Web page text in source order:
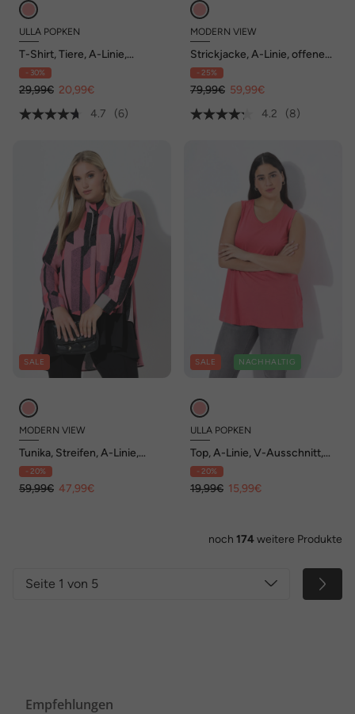
ULLA POPKEN
T-Shirt, Tiere, A-Linie,
Zipfelsaum, V-Ausschnitt,
Halbarm
- 30%
29,99€ 20,99€
4.7
(6)
MODERN VIEW
Strickjacke, A-Linie, offene
Form, V-Ausschnitt, 3/4-
Arm
- 25%
79,99€ 59,99€
4.2
(8)
SALE
MODERN VIEW
Tunika, Streifen, A-Linie,
Stehkragen, Langarm,
Lagenoptik
- 20%
59,99€ 47,99€
SALE NACHHALTIG
ULLA POPKEN
Top, A-Linie, V-Ausschnitt,
ärmellos
- 20%
19,99€ 15,99€
noch 174weitere Produkte
Seite 1 von 5
Empfehlungen